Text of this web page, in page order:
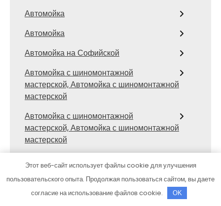
Автомойка
Автомойка
Автомойка на Софийской
Автомойка с шиномонтажной
мастерской, Автомойка с шиномонтажной
мастерской
Автомойка с шиномонтажной
мастерской, Автомойка с шиномонтажной
мастерской
Автомойка, Автомойка
Автообслуживание 777
Этот веб-сайт использует файлы cookie для улучшения
пользовательского опыта. Продолжая пользоваться сайтом, вы даете
согласие на использование файлов cookie.
OK